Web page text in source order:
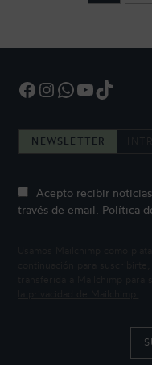
Facebook InstagramWhatsApp YouTube TikTok
NEWSLETTER
Acepto recibir
través de email. Política